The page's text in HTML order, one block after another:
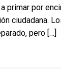
primar por
ciudadana.
pero […]